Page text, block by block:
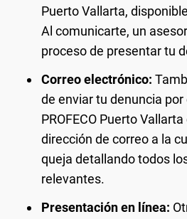
Puerto Vallarta,
Al comunicarte, un
proceso de presentar tu
Correo electrónico:
de enviar tu denuncia
PROFECO Puerto
dirección de correo a la
queja detallando todos
relevantes.
Presentación en línea: